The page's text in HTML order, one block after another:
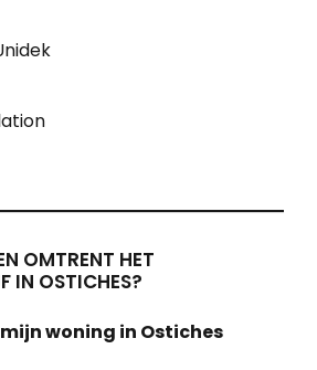
OMTRENT HET
IN OSTICHES?
woning in Ostiches